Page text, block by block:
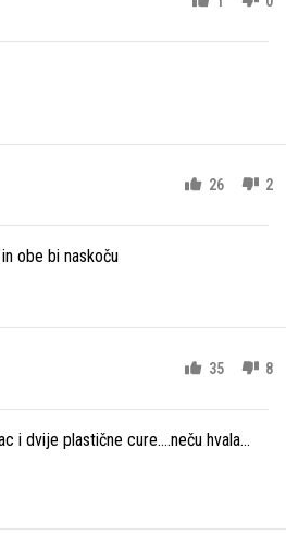
26 2
obe bi naskoču
35 8
i dvije plastične cure....neču hvala...